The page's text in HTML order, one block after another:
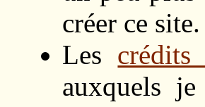
créer ce site.
Les crédits
auxquels